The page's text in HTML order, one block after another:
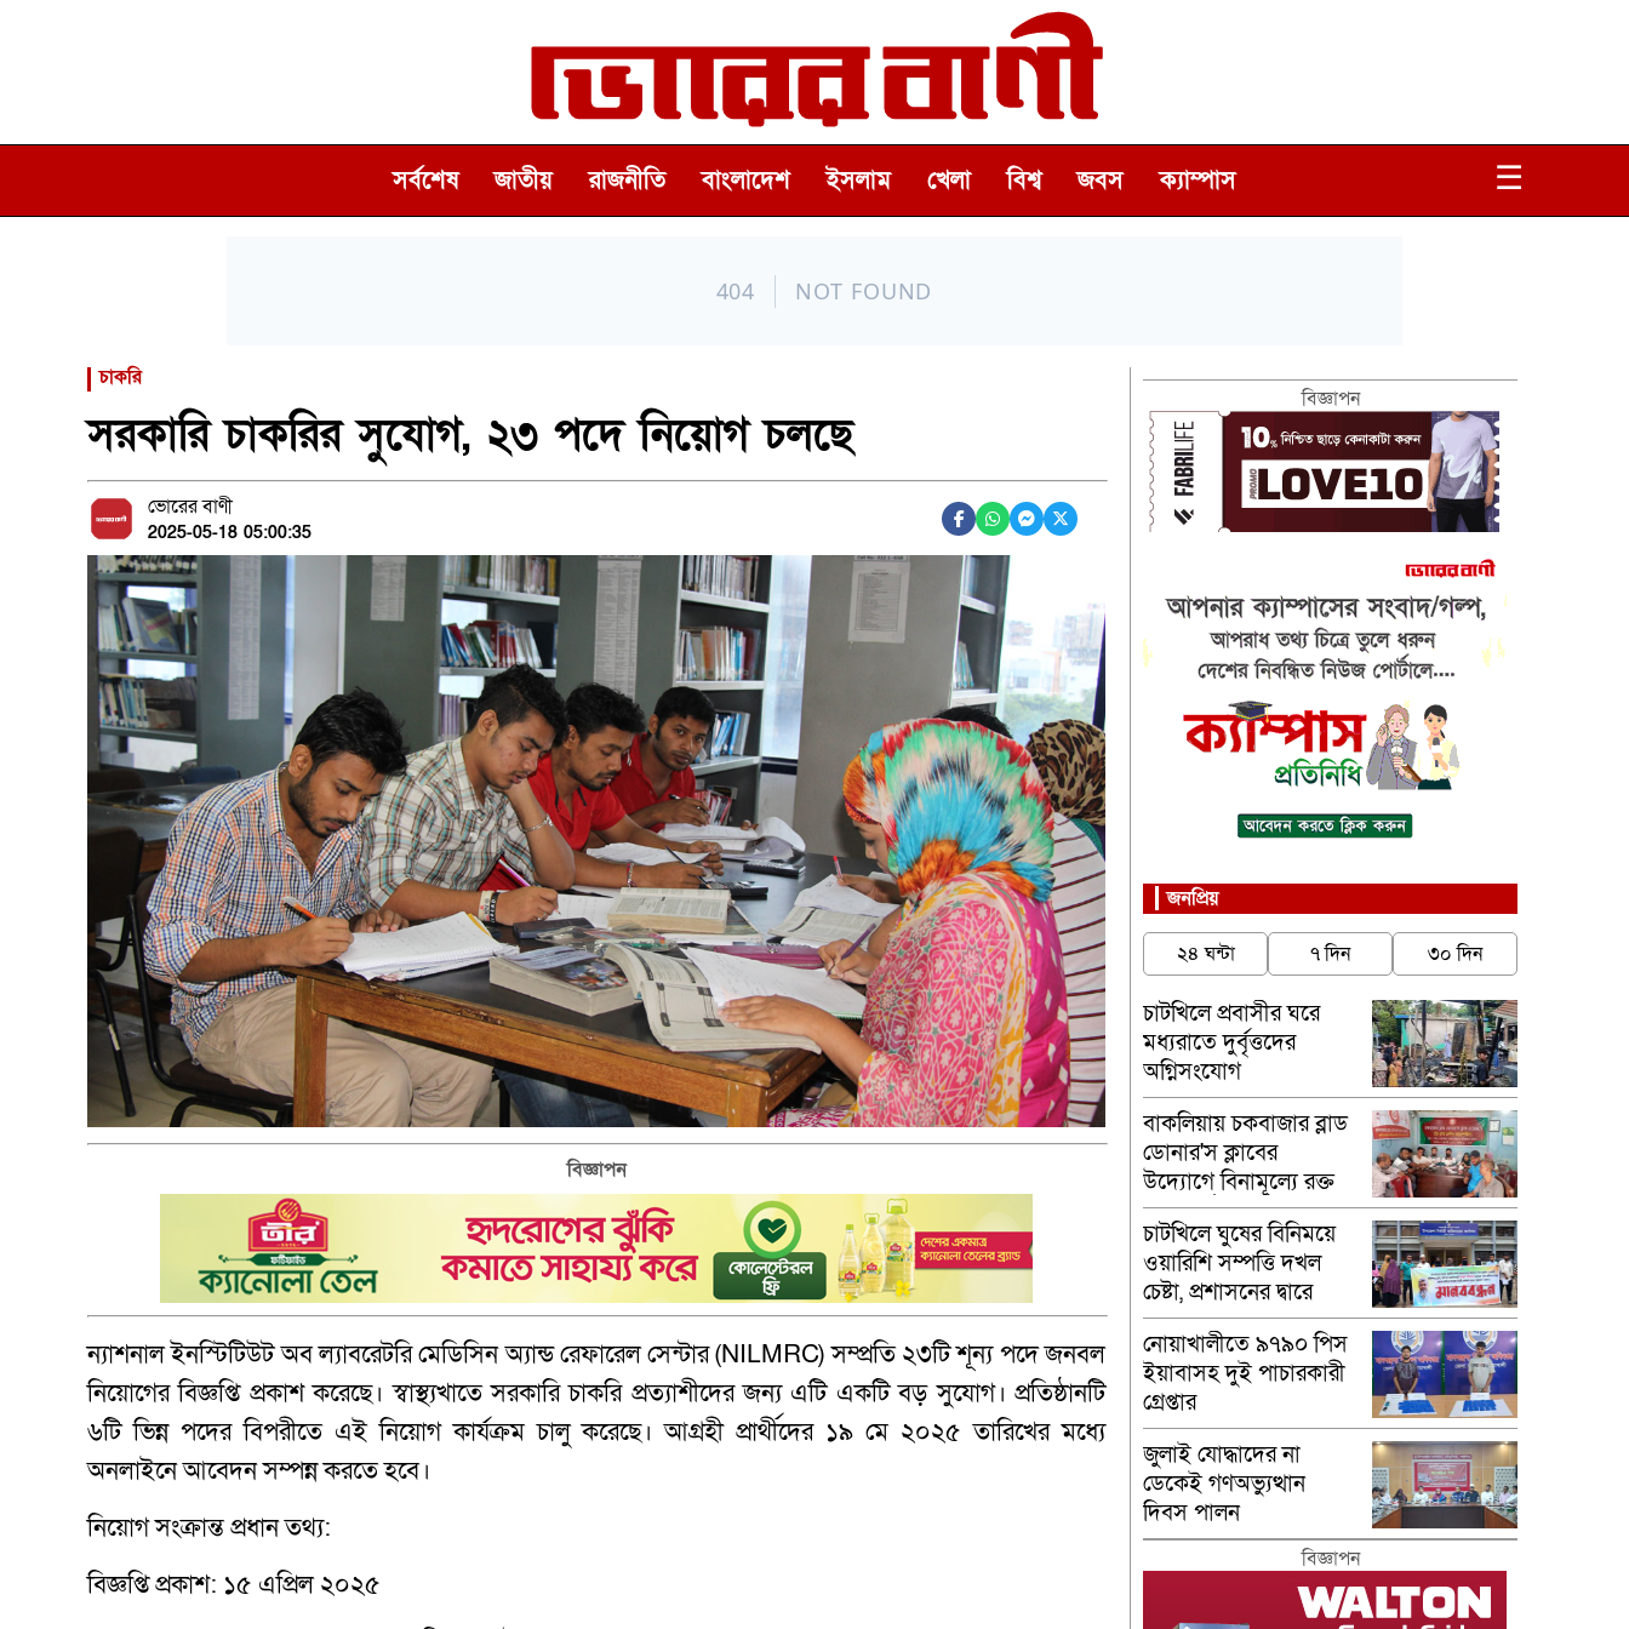
☰
সর্বশেষ জাতীয় রাজনীতি বাংলাদেশ ইসলাম খেলা বিশ্ব জবস ক্যাম্পাস
চাকরি
সরকারি চাকরির সুযোগ, ২৩ পদে নিয়োগ চলছে
ভোরের বাণী
2025-05-18 05:00:35
বিজ্ঞাপন
ন্যাশনাল ইনস্টিটিউট অব ল্যাবরেটরি মেডিসিন অ্যান্ড রেফারেল সেন্টার (NILMRC) সম্প্রতি ২৩টি শূন্য পদে জনবল
নিয়োগের বিজ্ঞপ্তি প্রকাশ করেছে। স্বাস্থ্যখাতে সরকারি চাকরি প্রত্যাশীদের জন্য এটি একটি বড় সুযোগ। প্রতিষ্ঠানটি
৬টি ভিন্ন পদের বিপরীতে এই নিয়োগ কার্যক্রম চালু করেছে। আগ্রহী প্রার্থীদের ১৯ মে ২০২৫ তারিখের মধ্যে
অনলাইনে আবেদন সম্পন্ন করতে হবে।
নিয়োগ সংক্রান্ত প্রধান তথ্য:
বিজ্ঞপ্তি প্রকাশ: ১৫ এপ্রিল ২০২৫
বিজ্ঞাপন
জনপ্রিয়
২৪ ঘন্টা ৭ দিন ৩০ দিন
চাটখিলে প্রবাসীর ঘরে
মধ্যরাতে দুর্বৃত্তদের
অগ্নিসংযোগ
বাকলিয়ায় চকবাজার ব্লাড
ডোনার'স ক্লাবের
উদ্যোগে বিনামূল্যে রক্ত
গ্রুপ নির্ণয়
চাটখিলে ঘুষের বিনিময়ে
ওয়ারিশি সম্পত্তি দখল
চেষ্টা, প্রশাসনের দ্বারে
ভুক্তভোগীরা
নোয়াখালীতে ৯৭৯০ পিস
ইয়াবাসহ দুই পাচারকারী
গ্রেপ্তার
জুলাই যোদ্ধাদের না
ডেকেই গণঅভ্যুত্থান
দিবস পালন
বিজ্ঞাপন